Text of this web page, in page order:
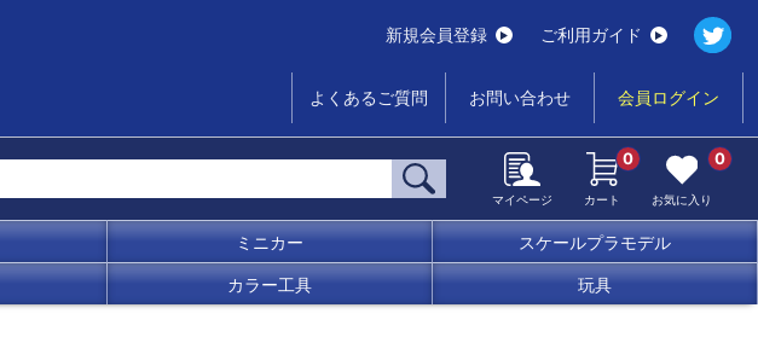
新規会員登録 ご利用ガイド
よくあるご質問 お問い合わせ 会員ログイン
マイページ カート
0
お気に入り
0
ミニカー スケールプラモデル
カラー工具 玩具